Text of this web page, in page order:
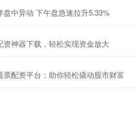
中异动 下午盘急速拉升5.33%
神器下载，轻松实现资金放大
配资平台：助你轻松撬动股市财富